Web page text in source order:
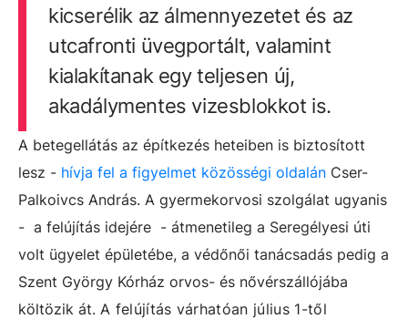
kicserélik az álmennyezetet és az
utcafronti üvegportált, valamint
kialakítanak egy teljesen új,
akadálymentes vizesblokkot is.
A betegellátás az építkezés heteiben is biztosított
lesz - hívja fel a figyelmet közösségi oldalán Cser-
Palkoivcs András. A gyermekorvosi szolgálat ugyanis
- a felújítás idejére - átmenetileg a Seregélyesi úti
volt ügyelet épületébe, a védőnői tanácsadás pedig a
Szent György Kórház orvos- és nővérszállójába
költözik át. A felújítás várhatóan július 1-től